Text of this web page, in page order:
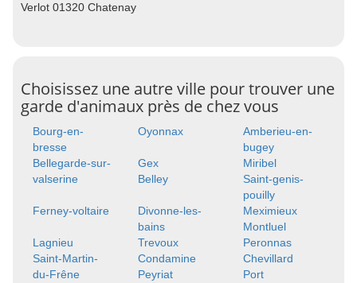
Verlot 01320 Chatenay
Choisissez une autre ville pour trouver une
garde d'animaux près de chez vous
Bourg-en-
bresse
Oyonnax
Amberieu-en-
bugey
Bellegarde-sur-
valserine
Gex
Miribel
Belley
Saint-genis-
pouilly
Ferney-voltaire
Divonne-les-
bains
Meximieux
Montluel
Lagnieu
Trevoux
Peronnas
Saint-Martin-
du-Frêne
Condamine
Chevillard
Peyriat
Port